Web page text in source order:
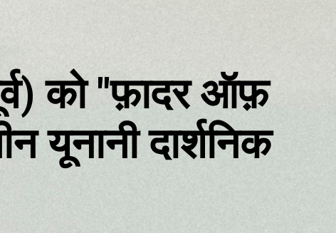
को "फ़ादर ऑफ़
यूनानी दार्शनिक